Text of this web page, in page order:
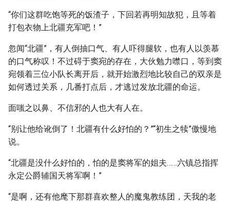
“你们这群吃饱等死的饭渣子，下回若再明知故犯，且等着
打包衣物上北疆充军吧！”
忽闻“北疆”，有人倒抽口气、有人吓得腿软，也有人以羡慕
的口气称叹！不过碍于窦宛的存在，大伙勉力噤口，等到窦
宛领着三位小队长离开后，就开始激烈地比较自己的双亲是
如何透过关系，几番打点后，才逃过发放北疆的命运。
面嗤之以鼻、不信邪的人也大有人在。
“别让他给讹倒了！北疆有什么好怕的？”“初生之犊”傲慢地
说。
“北疆是没什么好怕的，怕的是窦将军的姐夫……六镇总指挥
永定公爵辅国天将军啊！”
“是啊，还有他麾下那群喜欢整人的魔鬼教练团，天我的老